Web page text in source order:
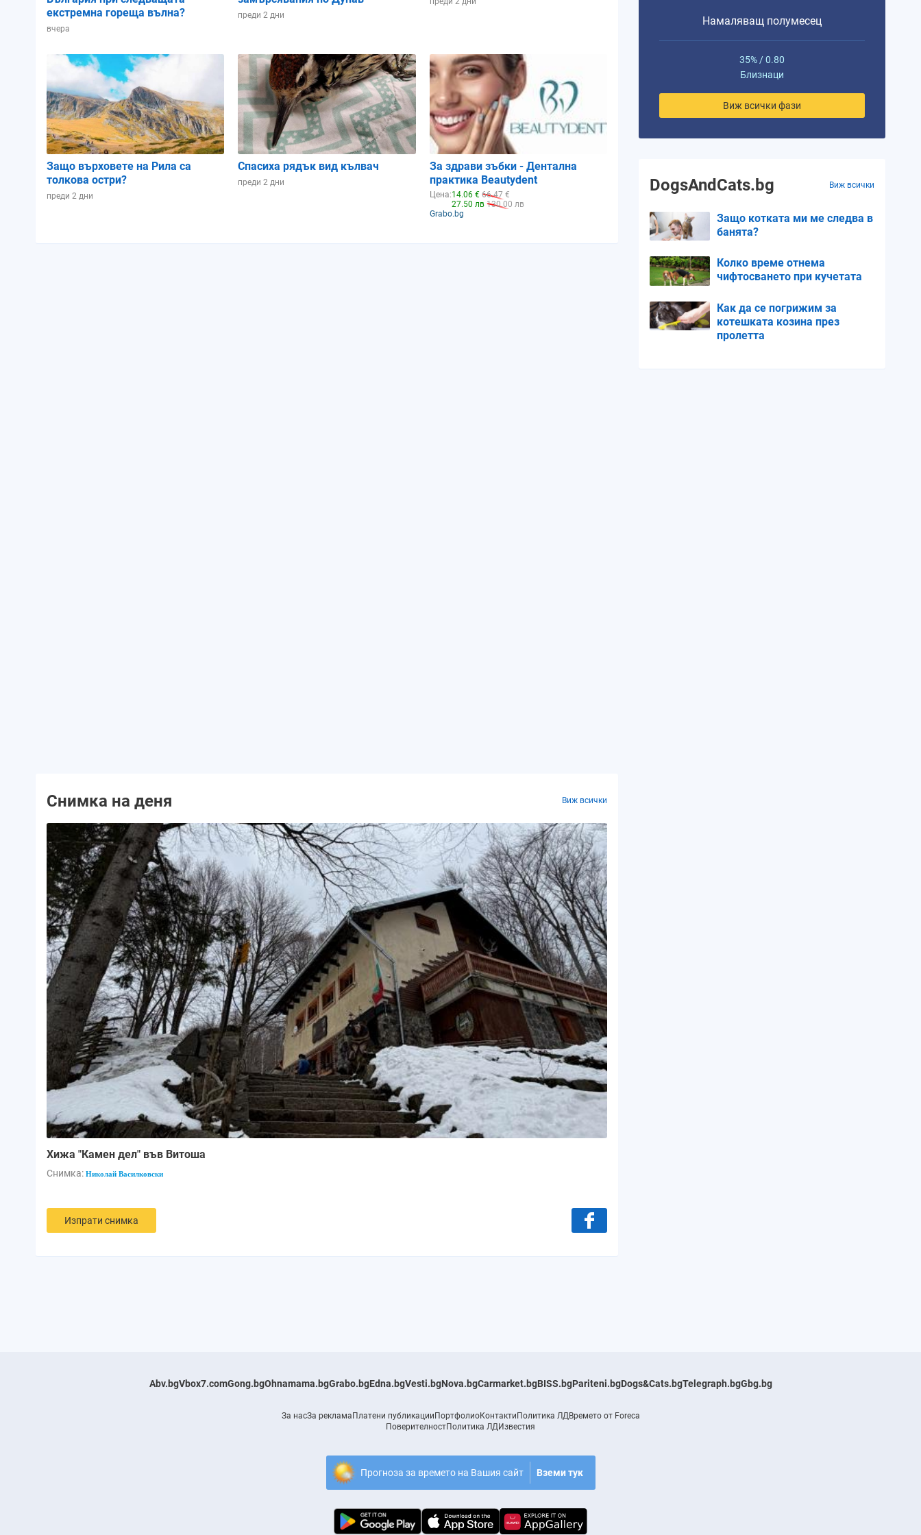
екстремна гореща вълна?
вчера
преди 2 дни
Защо върховете на Рила са
толкова остри?
преди 2 дни
Спасиха рядък вид кълвач
преди 2 дни
За здрави зъбки - Дентална
практика Beautydent
Цена:14.06 € 66.47 €
27.50 лв 130.00 лв
Grabo.bg
Снимка на деня Виж всички
Хижа "Камен дел" във Витоша
Снимка: Николай Василковски
Изпрати снимка
Намаляващ полумесец
35% / 0.80
Близнаци
Виж всички фази
DogsAndCats.bg Виж всички
Защо котката ми ме следва в
банята?
Колко време отнема
чифтосването при кучетата
Как да се погрижим за
котешката козина през
пролетта
Abv.bgVbox7.comGong.bgOhnamama.bgGrabo.bgEdna.bgVesti.bgNova.bgCarmarket.bgBISS.bgPariteni.bgDogs&Cats.bgTelegraph.bgGbg.bg
За насЗа рекламаПлатени публикацииПортфолиоКонтактиПолитика ЛДВремето от Foreca
ПоверителностПолитика ЛДИзвестия
Прогноза за времето на Вашия сайт Вземи тук